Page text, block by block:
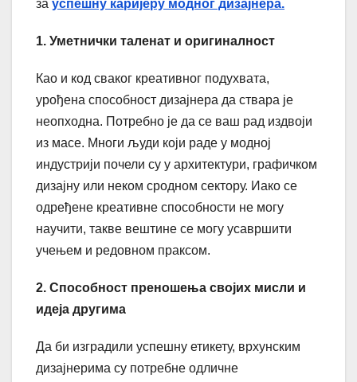
за успешну каријеру модног дизајнера.
1. Уметнички таленат и оригиналност
Као и код сваког креативног подухвата,
урођена способност дизајнера да ствара је
неопходна. Потребно је да се ваш рад издвоји
из масе. Многи људи који раде у модној
индустрији почели су у архитектури, графичком
дизајну или неком сродном сектору. Иако се
одређене креативне способности не могу
научити, такве вештине се могу усавршити
учењем и редовном праксом.
2. Способност преношења својих мисли и
идеја другима
Да би изградили успешну етикету, врхунским
дизајнерима су потребне одличне